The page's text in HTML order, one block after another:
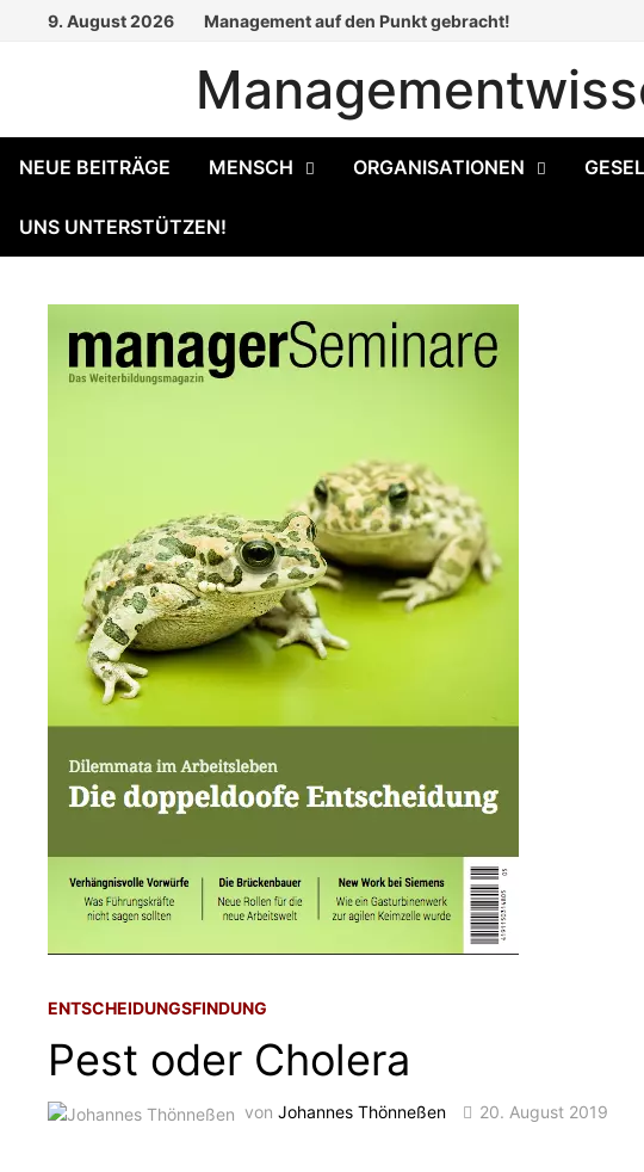
9. August 2026 Management auf den Punkt gebracht!
NEUE BEITRÄGE MENSCH ORGANISATIONEN
UNS UNTERSTÜTZEN!
ENTSCHEIDUNGSFINDUNG
Pest oder Cholera
vonJohannes Thönneßen 20. August 2019